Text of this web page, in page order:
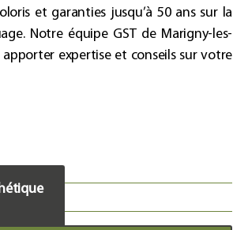
et garanties jusqu’à 50 ans sur la
Notre équipe GST de Marigny-les-
expertise et conseils sur votre